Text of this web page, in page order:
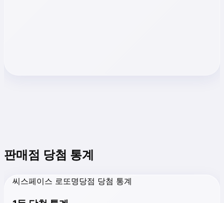
판매점 당첨 통계
씨스페이스 로또명당점 당첨 통계